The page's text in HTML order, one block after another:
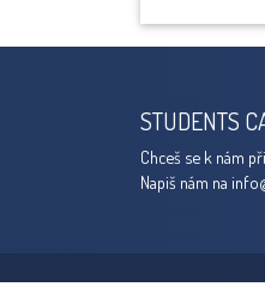
STUDENTS
Chceš se k nám
Napiš nám na